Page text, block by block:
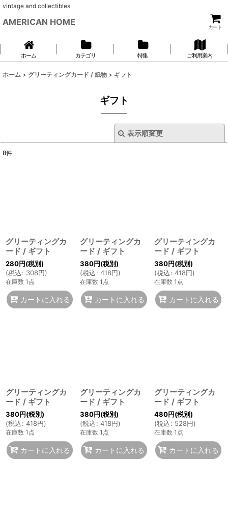
vintage and collectibles
AMERICAN HOME
カート
ホーム カテゴリ 特集 ご利用案内
ホーム > グリーティングカード / 紙物 > ギフト
ギフト
表示順変更
8件
グリーティングカ
ード / ギフト
280円(税別)
(税込: 308円)
在庫数 1点
カートに入れる
グリーティングカ
ード / ギフト
380円(税別)
(税込: 418円)
在庫数 1点
カートに入れる
グリーティングカ
ード / ギフト
380円(税別)
(税込: 418円)
在庫数 1点
カートに入れる
グリーティングカ
ード / ギフト
380円(税別)
(税込: 418円)
在庫数 1点
カートに入れる
グリーティングカ
ード / ギフト
380円(税別)
(税込: 418円)
在庫数 1点
カートに入れる
グリーティングカ
ード / ギフト
480円(税別)
(税込: 528円)
在庫数 1点
カートに入れる